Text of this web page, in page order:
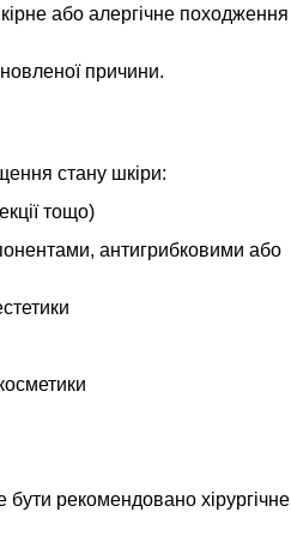
або алергічне походження
причини.
стану шкіри:
тощо)
антигрибковими або
рекомендовано хірургічне